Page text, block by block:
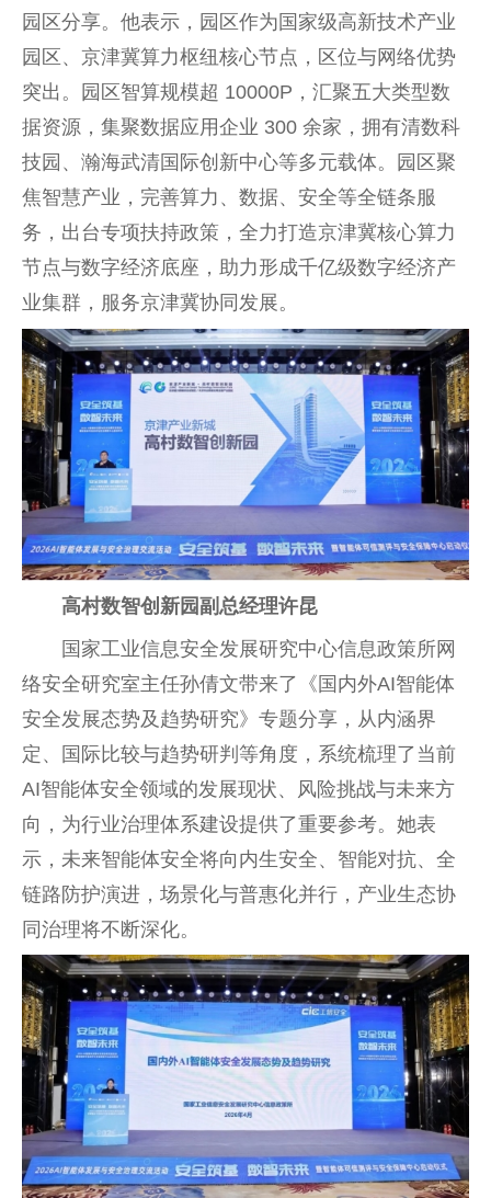
园区分享。他表示，园区作为国家级高新技术产业
园区、京津冀算力枢纽核心节点，区位与网络优势
突出。园区智算规模超 10000P，汇聚五大类型数
据资源，集聚数据应用企业 300 余家，拥有清数科
技园、瀚海武清国际创新中心等多元载体。园区聚
焦智慧产业，完善算力、数据、安全等全链条服
务，出台专项扶持政策，全力打造京津冀核心算力
节点与数字经济底座，助力形成千亿级数字经济产
业集群，服务京津冀协同发展。
高村数智创新园副总经理许昆
国家工业信息安全发展研究中心信息政策所网
络安全研究室主任孙倩文带来了《国内外AI智能体
安全发展态势及趋势研究》专题分享，从内涵界
定、国际比较与趋势研判等角度，系统梳理了当前
AI智能体安全领域的发展现状、风险挑战与未来方
向，为行业治理体系建设提供了重要参考。她表
示，未来智能体安全将向内生安全、智能对抗、全
链路防护演进，场景化与普惠化并行，产业生态协
同治理将不断深化。